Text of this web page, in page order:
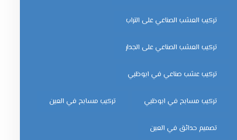
تركيب العشب الصناعي على التراب
تركيب العشب الصناعي على الجدار
تركيب عشب صناعي في ابوظبي
تركيب مسابح في ابوظبي تركيب مسابح في العين
تصميم حدائق في العين